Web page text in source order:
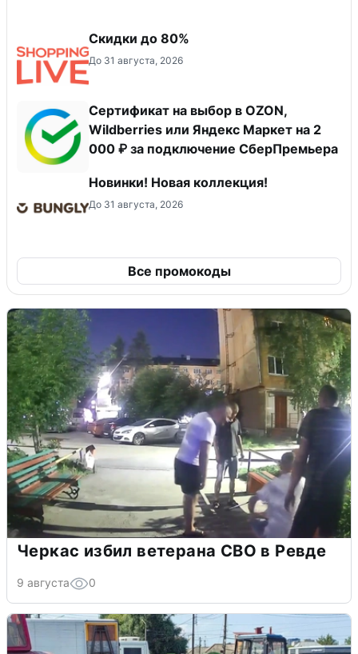
Скидки до 80%
До 31 августа, 2026
Сертификат на выбор в OZON,
Wildberries или Яндекс Маркет на 2
000 ₽ за подключение СберПремьера
Новинки! Новая коллекция!
До 31 августа, 2026
Все промокоды
Черкас избил ветерана СВО в Ревде
9 августа 0